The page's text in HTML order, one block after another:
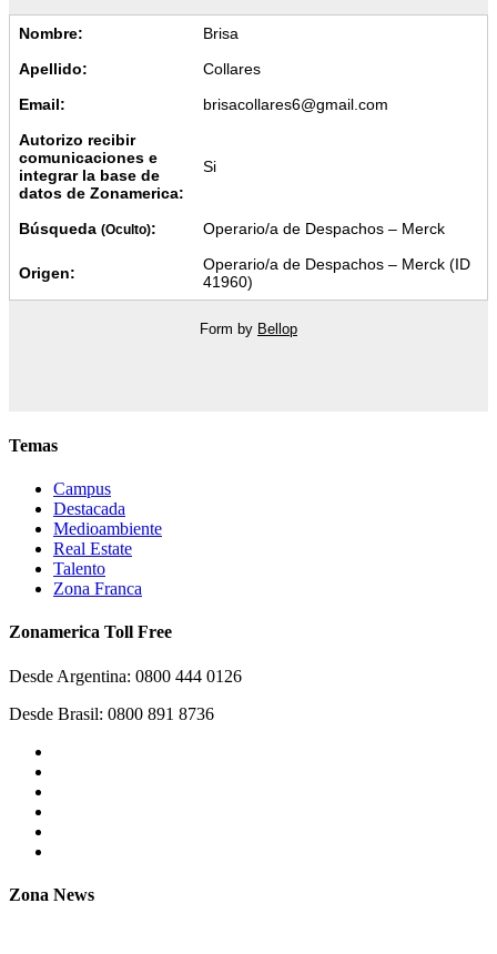
Nombre:
Brisa
Apellido:
Collares
Email:
brisacollares6@gmail.com
Autorizo recibir
comunicaciones e
integrar la base de
datos de Zonamerica:
Si
Búsqueda (Oculto): Operario/a de Despachos – Merck
Origen:
Operario/a de Despachos – Merck (ID
41960)
Form by Bellop
Temas
Campus
Destacada
Medioambiente
Real Estate
Talento
Zona Franca
Zonamerica Toll Free
Desde Argentina: 0800 444 0126
Desde Brasil: 0800 891 8736
Zona News